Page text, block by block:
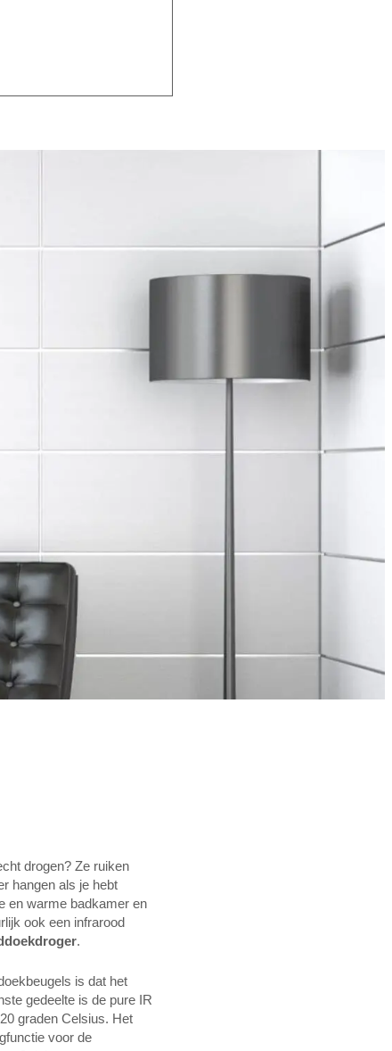
drogen? Ze ruiken
hangen als je hebt
en warme badkamer en
ook een infrarood
.
is dat het
gedeelte is de pure IR
graden Celsius. Het
voor de